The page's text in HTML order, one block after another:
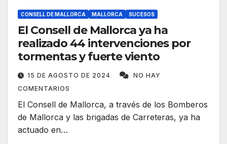
CONSELL DE MALLORCA MALLORCA SUCESOS
El Consell de Mallorca ya ha
realizado 44 intervenciones por
tormentas y fuerte viento
15 DE AGOSTO DE 2024
NO HAY
COMENTARIOS
El Consell de Mallorca, a través de los Bomberos
de Mallorca y las brigadas de Carreteras, ya ha
actuado en…